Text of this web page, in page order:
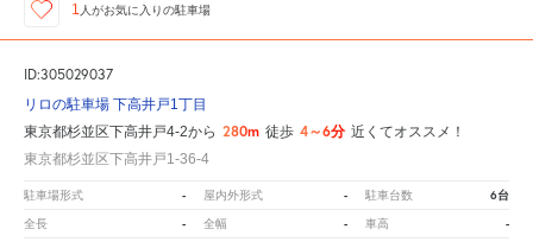
1 人がお気に入りの駐車場
ID:305029037
リロの駐車場 下高井戸1丁目
東京都杉並区下高井戸4-2から 280m 徒歩 4～6分 近くてオススメ！
東京都杉並区下高井戸1-36-4
駐車場形式 - 屋内外形式 - 駐車台数 6台
全長 - 全幅 - 車高 -